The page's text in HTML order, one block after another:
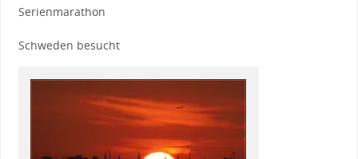
Serienmarathon
Schweden besucht